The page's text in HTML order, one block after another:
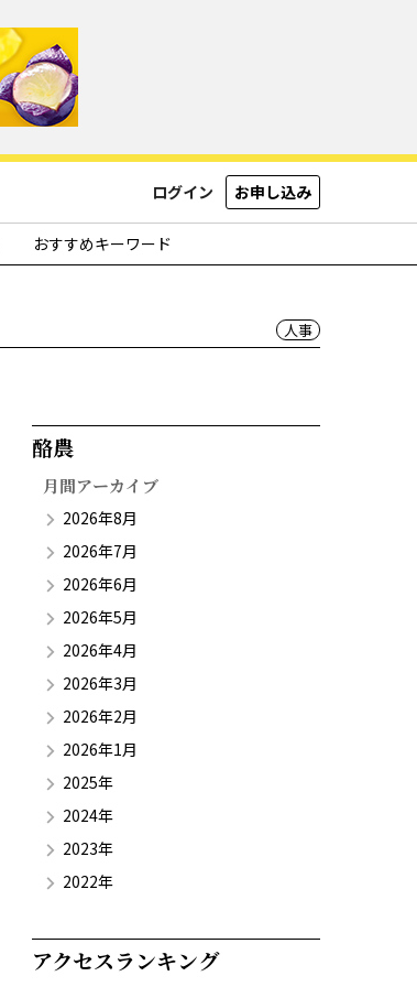
ログイン お申し込み
おすすめキーワード
人事
酪農​
月間アーカイブ
2026年8月
2026年7月
2026年6月
2026年5月
2026年4月
2026年3月
2026年2月
2026年1月
2025年
2024年
2023年
2022年
アクセスランキング